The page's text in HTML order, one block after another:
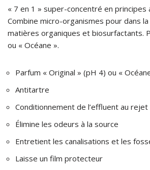
« 7 en 1 » super-concentré en
Combine micro-organismes pour dans
matières organiques et biosurfactants.
ou « Océane ».
Parfum « Original » (pH 4) ou «
Antitartre
Conditionnement de l’effluent au rejet
Élimine les odeurs à la source
Entretient les canalisations et les
Laisse un film protecteur